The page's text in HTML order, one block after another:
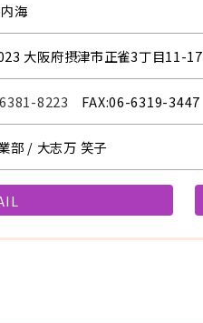
海
大阪府摂津市正雀3丁目11-17
8223 FAX:06-6319-3447
部 / 大志万 笑子